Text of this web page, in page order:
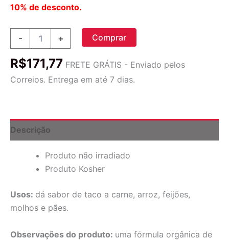
10% de desconto.
-
Tempero
Taco,
g)
quantidade
+ Comprar
R$171,77 FRETE GRÁTIS - Enviado pelos
Correios. Entrega em até 7 dias.
Descrição
Produto não irradiado
Produto Kosher
Usos: dá sabor de taco a carne, arroz, feijões,
molhos e pães.
Observações do produto: uma fórmula orgânica de